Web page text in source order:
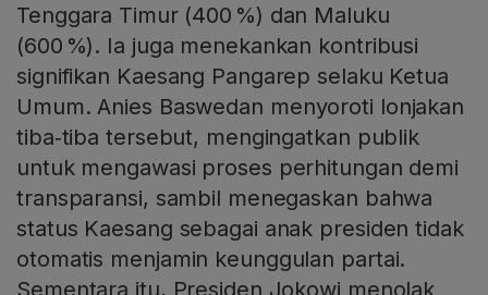
Tenggara Timur (400 %) dan Maluku
(600 %). Ia juga menekankan kontribusi
signifikan Kaesang Pangarep selaku Ketua
Umum. Anies Baswedan menyoroti lonjakan
tiba‑tiba tersebut, mengingatkan publik
untuk mengawasi proses perhitungan demi
transparansi, sambil menegaskan bahwa
status Kaesang sebagai anak presiden tidak
otomatis menjamin keunggulan partai.